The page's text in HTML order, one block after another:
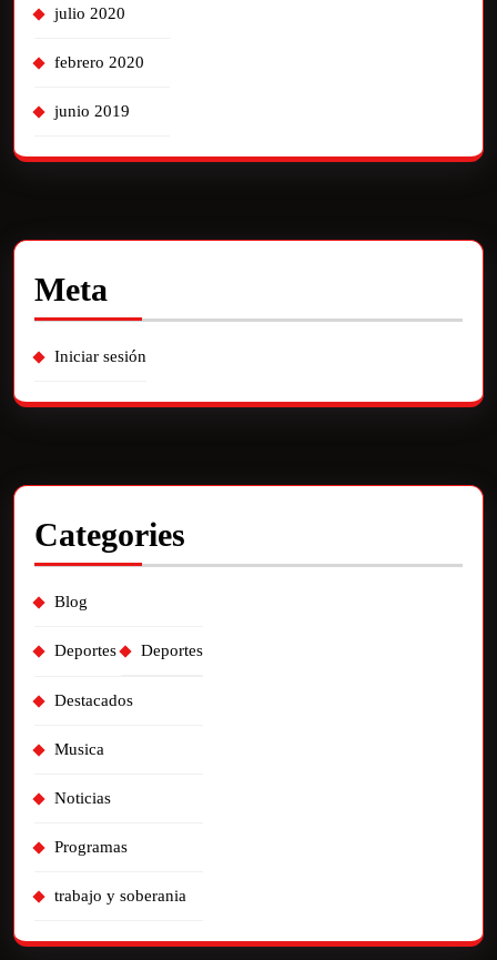
julio 2020
febrero 2020
junio 2019
Meta
Iniciar sesión
Categories
Blog
Deportes Deportes
Destacados
Musica
Noticias
Programas
trabajo y soberania